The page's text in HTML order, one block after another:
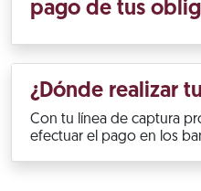
pago de tus
¿Dónde realizar
Con tu línea de captura
efectuar el pago en los